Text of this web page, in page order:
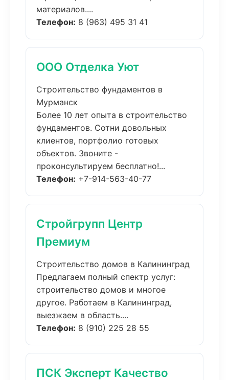
материалов....
Телефон: 8 (963) 495 31 41
ООО Отделка Уют
Строительство фундаментов в
Мурманск
Более 10 лет опыта в строительство
фундаментов. Сотни довольных
клиентов, портфолио готовых
объектов. Звоните -
проконсультируем бесплатно!...
Телефон: +7-914-563-40-77
Стройгрупп Центр
Премиум
Строительство домов в Калининград
Предлагаем полный спектр услуг:
строительство домов и многое
другое. Работаем в Калининград,
выезжаем в область....
Телефон: 8 (910) 225 28 55
ПСК Эксперт Качество